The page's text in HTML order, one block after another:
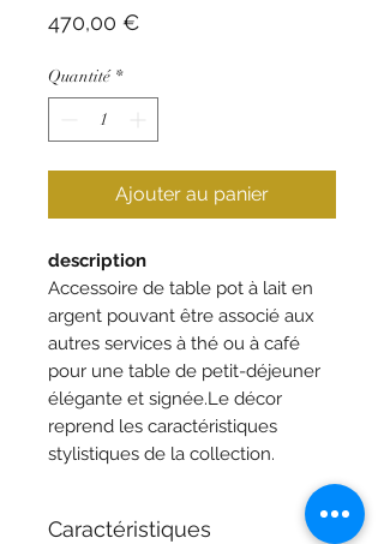
470,00 €Prix
Quantité *
Ajouter au panier
description
Accessoire de table pot à lait en
argent pouvant être associé aux
autres services à thé ou à café
pour une table de petit-déjeuner
élégante et signée.Le décor
reprend les caractéristiques
stylistiques de la collection.
Caractéristiques